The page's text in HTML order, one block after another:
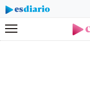
Menú